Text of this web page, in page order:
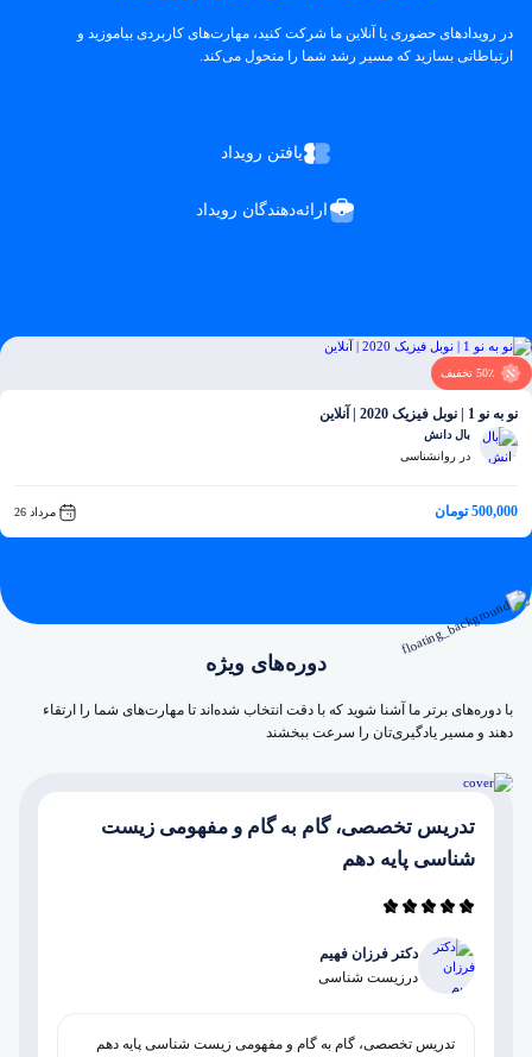
در رویدادهای حضوری یا آنلاین ما شرکت کنید، مهارت‌های کاربردی بیاموزید و
ارتباطاتی بسازید که مسیر رشد شما را متحول می‌کند.
یافتن رویداد
ارائه‌دهندگان رویداد
50٪ تخفیف
نو به نو 1 | نوبل فیزیک 2020 | آنلاین
بال دانش
در روانشناسی
500,000 تومان مرداد 26
دوره‌های ویژه
با دوره‌های برتر ما آشنا شوید که با دقت انتخاب شده‌اند تا مهارت‌های شما را ارتقاء
دهند و مسیر یادگیری‌تان را سرعت ببخشند
تدریس تخصصی، گام به گام و مفهومی زیست
شناسی پایه دهم
دکتر فرزان فهیم
در زیست شناسی
تدریس تخصصی، گام به گام و مفهومی زیست شناسی پایه دهم